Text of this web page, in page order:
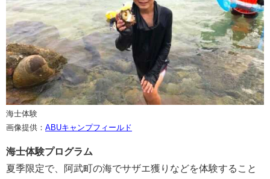
海士体験
画像提供： ABUキャンプフィールド
海士体験プログラム
夏季限定で、阿武町の海でサザエ獲りなどを体験すること